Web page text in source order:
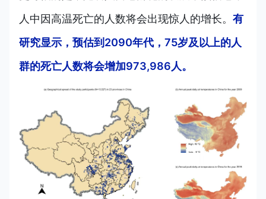
人中因高温死亡的人数将会出现惊人的增长。 有
研究显示，预估到2090年代，75岁及以上的人
群的死亡人数将会增加973,986人。